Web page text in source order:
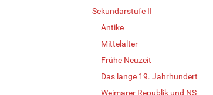
Sekundarstufe II
Antike
Mittelalter
Frühe Neuzeit
Das lange 19. Jahrhundert
Weimarer Republik und NS-